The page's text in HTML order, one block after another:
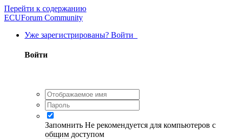
Перейти к содержанию
ECUForum Community
Уже зарегистрированы? Войти
Войти
Запомнить Не рекомендуется для компьютеров с
общим доступом